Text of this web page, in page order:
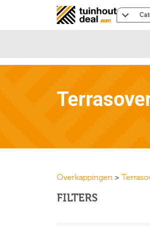
Overkappingen >
FILTERS